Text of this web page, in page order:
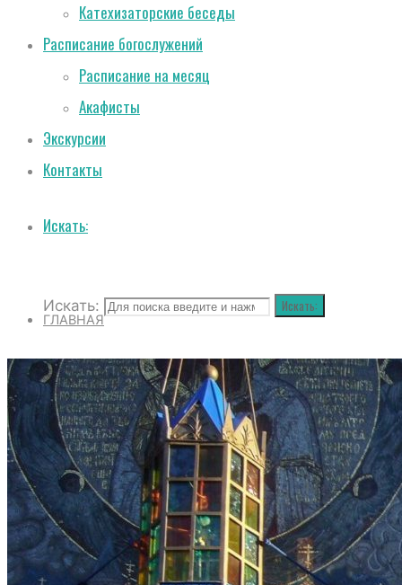
Катехизаторские беседы
Расписание богослужений
Расписание на месяц
Акафисты
Экскурсии
Контакты
Искать:
Искать: Искать:
ГЛАВНАЯ
О СОБОРЕ
ИСТОРИЯ СОБОРА
ИСТОРИЯ ФЕОДОРОВСКОГО ГОСУДАРЕВА
СОБОРА
ПОЛОЖЕНИЕ И ВНУТРЕННИЙ
РАСПОРЯДОК СОБОРА